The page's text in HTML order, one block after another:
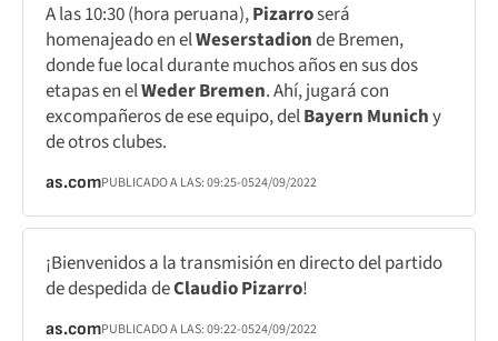
A las 10:30 (hora peruana),Pizarroserá
homenajeado en elWeserstadionde Bremen,
donde fue local durante muchos años en sus dos
etapas en elWeder Bremen. Ahí, jugará con
excompañeros de ese equipo, delBayern Munichy
de otros clubes.
as.comPUBLICADO A LAS:09:25-0524/09/2022
¡Bienvenidos a la transmisión en directo del partido
de despedida deClaudio Pizarro!
as.comPUBLICADO A LAS:09:22-0524/09/2022